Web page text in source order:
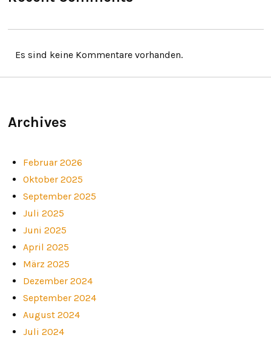
Es sind keine Kommentare vorhanden.
Archives
Februar 2026
Oktober 2025
September 2025
Juli 2025
Juni 2025
April 2025
März 2025
Dezember 2024
September 2024
August 2024
Juli 2024